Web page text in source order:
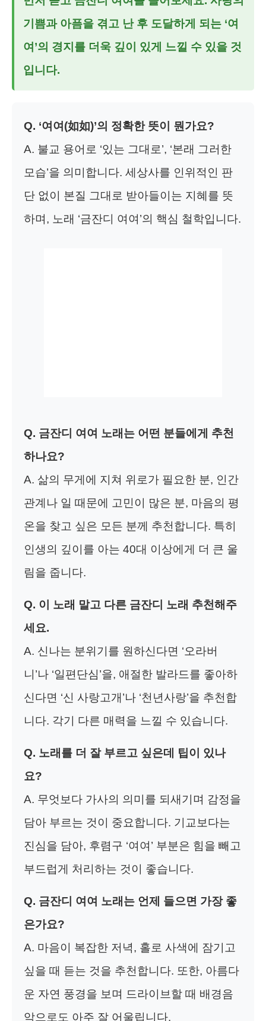
기쁨과 아픔을 겪고 난 후 도달하게 되는 ‘여
여’의 경지를 더욱 깊이 있게 느낄 수 있을 것
입니다.
Q. ‘여여(如如)’의 정확한 뜻이 뭔가요?
A. 불교 용어로 ‘있는 그대로’, ‘본래 그러한
모습’을 의미합니다. 세상사를 인위적인 판
단 없이 본질 그대로 받아들이는 지혜를 뜻
하며, 노래 ‘금잔디 여여’의 핵심 철학입니다.
Q. 금잔디 여여 노래는 어떤 분들에게 추천
하나요?
A. 삶의 무게에 지쳐 위로가 필요한 분, 인간
관계나 일 때문에 고민이 많은 분, 마음의 평
온을 찾고 싶은 모든 분께 추천합니다. 특히
인생의 깊이를 아는 40대 이상에게 더 큰 울
림을 줍니다.
Q. 이 노래 말고 다른 금잔디 노래 추천해주
세요.
A. 신나는 분위기를 원하신다면 ‘오라버
니’나 ‘일편단심’을, 애절한 발라드를 좋아하
신다면 ‘신 사랑고개’나 ‘천년사랑’을 추천합
니다. 각기 다른 매력을 느낄 수 있습니다.
Q. 노래를 더 잘 부르고 싶은데 팁이 있나
요?
A. 무엇보다 가사의 의미를 되새기며 감정을
담아 부르는 것이 중요합니다. 기교보다는
진심을 담아, 후렴구 ‘여여’ 부분은 힘을 빼고
부드럽게 처리하는 것이 좋습니다.
Q. 금잔디 여여 노래는 언제 들으면 가장 좋
은가요?
A. 마음이 복잡한 저녁, 홀로 사색에 잠기고
싶을 때 듣는 것을 추천합니다. 또한, 아름다
운 자연 풍경을 보며 드라이브할 때 배경음
악으로도 아주 잘 어울립니다.